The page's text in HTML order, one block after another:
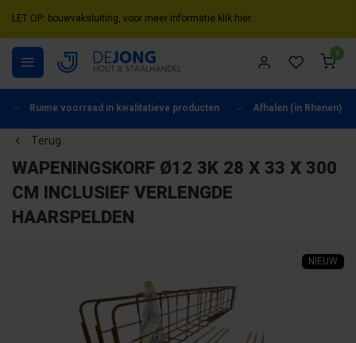
LET OP: bouwvaksluiting, voor meer informatie klik hier.
0
Ruime voorraad in kwalitatieve producten Afhalen (in Rhenen)
Terug
WAPENINGSKORF Ø12 3K 28 X 33 X 300
CM INCLUSIEF VERLENGDE
HAARSPELDEN
NIEUW